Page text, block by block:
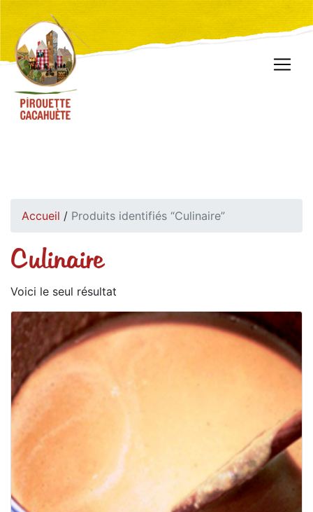
Accueil / Produits identifiés “Culinaire”
Culinaire
Voici le seul résultat